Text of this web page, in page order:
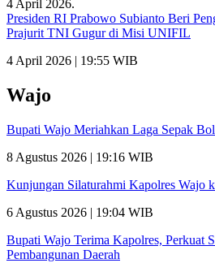
Presiden RI Prabowo Subianto Beri
Prajurit TNI Gugur di Misi UNIFIL
4 April 2026 | 19:55 WIB
Wajo
Bupati Wajo Meriahkan Laga Sepak
8 Agustus 2026 | 19:16 WIB
Kunjungan Silaturahmi Kapolres Wajo
6 Agustus 2026 | 19:04 WIB
Bupati Wajo Terima Kapolres, Perkuat
Pembangunan Daerah